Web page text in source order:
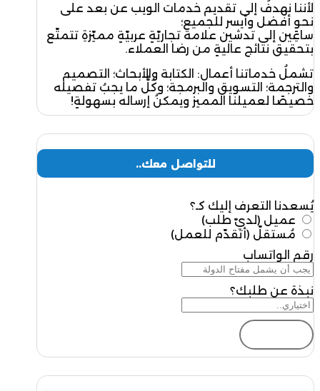
لأننا نهدفُ إلى تقديم خدمات الويب عن بعد على
نحوٍ أفضل وأيسر للجميع؛
ساعِين إلى تدشين علامة تجاريّةٍ عربيّةٍ مميّزةِ تتمتّع
بتحقيق نتائج عاليةٍ من رضا العملاء.
تشملُ خدماتنا أعمال: الكتابة والأبحاث؛ التصميم
والترجمة؛ التسويق والبرمجة؛ وكُلُّ ما يجبُ تفصيله
خصيصًا لعميلنا المميز ويمكنُ إرساله بسهولةٍ!
للتواصل معك..
يُسعدنا التعرف إليك كـ؟
عميل (لديّ طلب)
مُستقلّ (أتقدّم للعمل)
رقم الواتساب
نبذة عن طلبك؟